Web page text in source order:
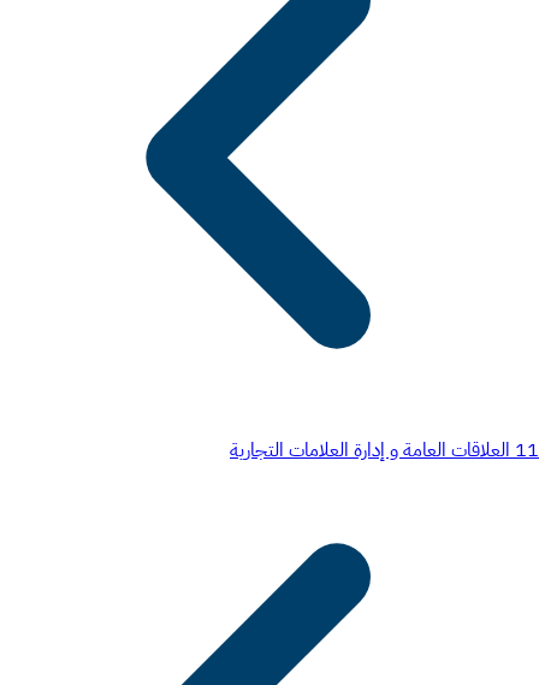
11العلاقات العامة و إدارة العلامات التجارية